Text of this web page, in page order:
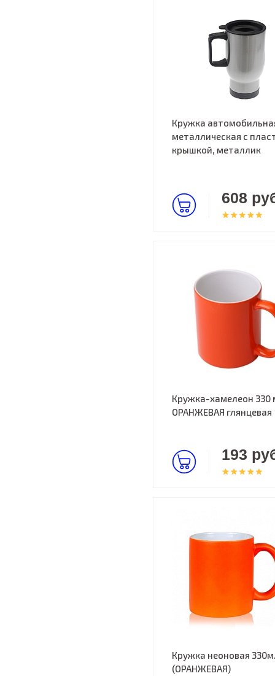
Кружка
металлическая с
крышкой, металлик
608
Кружка-хамелеон 330
ОРАНЖЕВАЯ глянцевая
193
Кружка неоновая
(ОРАНЖЕВАЯ)